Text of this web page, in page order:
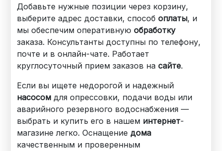
Добавьте нужные позиции через корзину,
выберите адрес доставки, способоплаты, и
мы обеспечим оперативнуюобработку
заказа. Консультанты доступны по телефону,
почте и в онлайн-чате. Работает
круглосуточный прием заказов насайте.
Если вы ищете недорогой и надежный
насосом для опрессовки, подачи воды или
аварийного резервного водоснабжения —
выбрать и купить его в нашем интернет-
магазине легко. Оснащениедома
качественным и проверенным